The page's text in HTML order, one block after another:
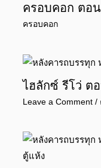
ครอบคอก ตอ
ครอบคอก
ไฮลักซ์ รีโว่ ต
Leave a Comment /